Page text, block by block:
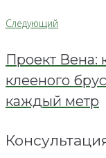
Следующий
Следующий
Проект Вена:
клееного
каждый метр